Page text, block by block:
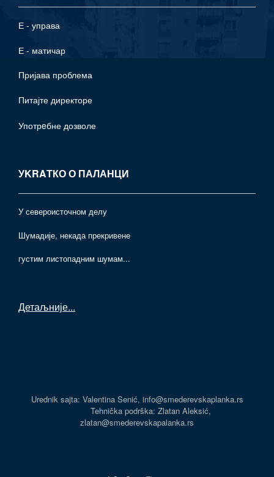
Е - управа
Е - матичар
Пријава проблема
Питајте директоре
Употрeбне дозволе
УKRAТКО О ПАЛАНЦИ
У североисточном делу
Шумадије, некада прекривене
густим листопадним шумам...
Детаљније...
Urednik sajta: Valentina Senić, info@smederevskaplanka.rs
Tehnička podrška: Zlatan Aleksić,
zlatan@smederevskapalanka.rs